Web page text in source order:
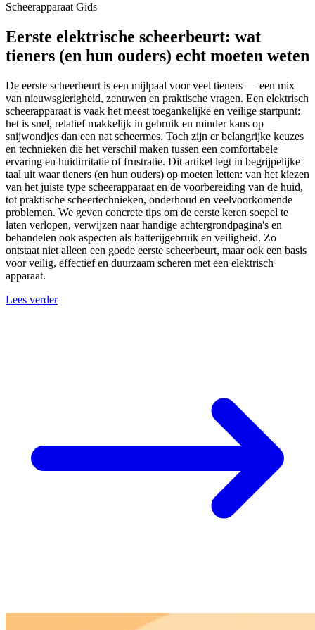
Scheerapparaat Gids
Eerste elektrische scheerbeurt: wat
tieners (en hun ouders) echt moeten weten
De eerste scheerbeurt is een mijlpaal voor veel tieners — een mix
van nieuwsgierigheid, zenuwen en praktische vragen. Een elektrisch
scheerapparaat is vaak het meest toegankelijke en veilige startpunt:
het is snel, relatief makkelijk in gebruik en minder kans op
snijwondjes dan een nat scheermes. Toch zijn er belangrijke keuzes
en technieken die het verschil maken tussen een comfortabele
ervaring en huidirritatie of frustratie. Dit artikel legt in begrijpelijke
taal uit waar tieners (en hun ouders) op moeten letten: van het kiezen
van het juiste type scheerapparaat en de voorbereiding van de huid,
tot praktische scheertechnieken, onderhoud en veelvoorkomende
problemen. We geven concrete tips om de eerste keren soepel te
laten verlopen, verwijzen naar handige achtergrondpagina's en
behandelen ook aspecten als batterijgebruik en veiligheid. Zo
ontstaat niet alleen een goede eerste scheerbeurt, maar ook een basis
voor veilig, effectief en duurzaam scheren met een elektrisch
apparaat.
Lees verder